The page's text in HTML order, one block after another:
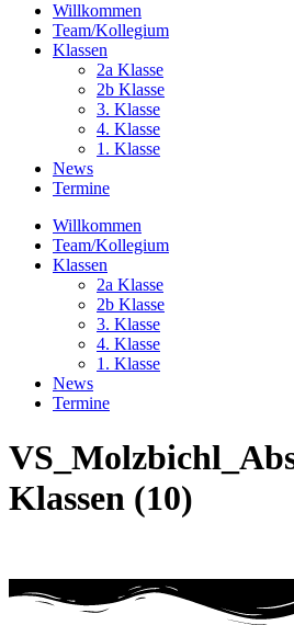
Willkommen
Team/Kollegium
Klassen
2a Klasse
2b Klasse
3. Klasse
4. Klasse
1. Klasse
News
Termine
Willkommen
Team/Kollegium
Klassen
2a Klasse
2b Klasse
3. Klasse
4. Klasse
1. Klasse
News
Termine
Klassen (10)